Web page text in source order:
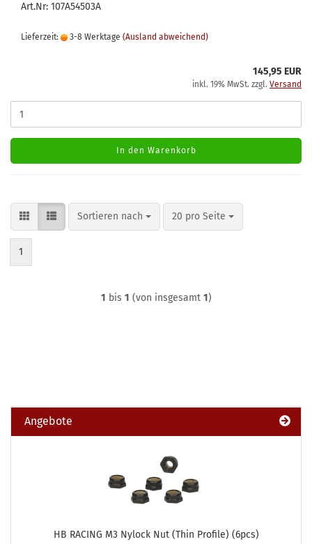
Art.Nr: 107A54503A
Lieferzeit: 3-8 Werktage (Ausland abweichend)
145,95 EUR
inkl. 19% MwSt. zzgl. Versand
In den Warenkorb
Sortieren nach
Sortieren nach 20 pro Seite
pro Seite
1
1 bis 1 (von insgesamt 1)
Angebote
HB RACING M3 Nylock Nut (Thin Profile) (6pcs)